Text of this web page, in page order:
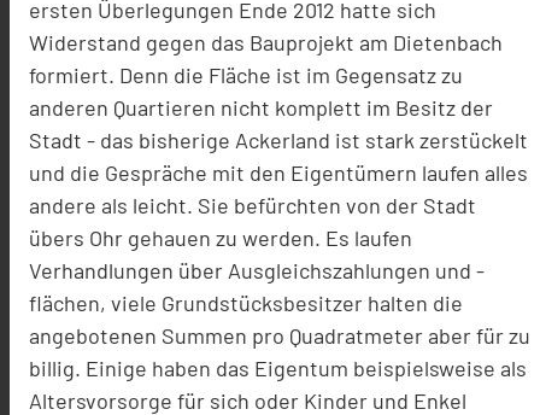
ersten Überlegungen Ende 2012 hatte sich
Widerstand gegen das Bauprojekt am Dietenbach
formiert. Denn die Fläche ist im Gegensatz zu
anderen Quartieren nicht komplett im Besitz der
Stadt - das bisherige Ackerland ist stark zerstückelt
und die Gespräche mit den Eigentümern laufen alles
andere als leicht. Sie befürchten von der Stadt
übers Ohr gehauen zu werden. Es laufen
Verhandlungen über Ausgleichszahlungen und -
flächen, viele Grundstücksbesitzer halten die
angebotenen Summen pro Quadratmeter aber für zu
billig. Einige haben das Eigentum beispielsweise als
Altersvorsorge für sich oder Kinder und Enkel